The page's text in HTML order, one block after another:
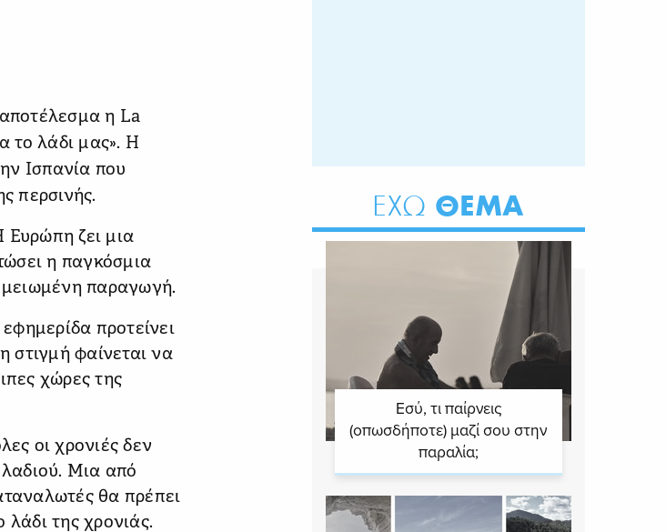
η La
το λάδι μας». Η
Ισπανία που
περσινής.
Ευρώπη ζει μια
η παγκόσμια
παραγωγή.
προτείνει
στιγμή φαίνεται να
χώρες της
οι χρονιές δεν
Μια από
θα πρέπει
της χρονιάς.
ΕΧΩ ΘΕΜΑ
Εσύ, τι παίρνεις
(οπωσδήποτε) μαζί σου στην
παραλία;